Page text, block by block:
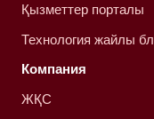
Қызметтер порталы
Технология жайлы
Компания
ЖҚС